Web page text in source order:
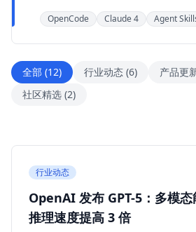
OpenCode Claude 4 Agent
全部 (12) 行业动态 (6) 产品更
社区精选 (2)
行业动态
OpenAI 发布 GPT-5：多模态
推理速度提高 3 倍